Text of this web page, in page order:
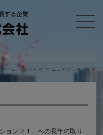
ホーム ＞ お知らせ ＞ エコアクション２１
ョン２１」への長年の取り